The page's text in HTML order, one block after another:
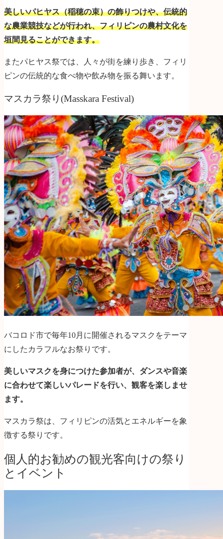
美しいパヒヤス（稲穂の束）の飾りつけや、伝統的
な農業競技などが行われ、フィリピンの農村文化を
垣間見ることができます。
またパヒヤス祭では、人々が街を練り歩き、フィリ
ピンの伝統的な食べ物や飲み物を振る舞います。
マスカラ祭り(Masskara Festival)
バコロド市で毎年10月に開催されるマスクをテーマ
にしたカラフルなお祭りです。
美しいマスクを身につけた参加者が、ダンスや音楽
に合わせて楽しいパレードを行い、観客を楽しませ
ます。
マスカラ祭は、フィリピンの活気とエネルギーを象
徴する祭りです。
個人的お勧めの観光客向けの祭り
とイベント